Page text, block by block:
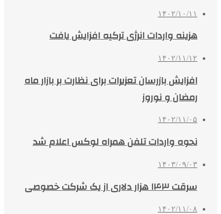
۱۴۰۲/۱۰/۱۱
هزینه واردات انرژی ترکیه افزایش یافت
۱۴۰۲/۱۱/۱۲
افزایش بازرسان تعزیرات برای نظارت بر بازار ماه
رمضان و نوروز
۱۴۰۲/۱۱/۰۵
نحوه واردات تلفن همراه لوکس اعلام شد
۱۴۰۳/۰۹/۰۳
سرقت ۱۴۳ هزار دلاری از یک شرکت خصوصی
۱۴۰۲/۱۱/۰۸